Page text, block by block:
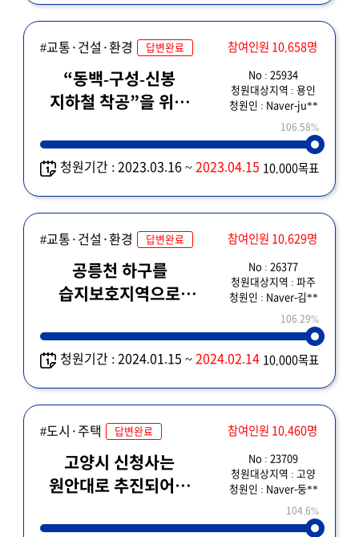
#교통·건설·환경 답변완료 참여인원 10,658명
“동백-구성-신봉
지하철 착공”을 위한
구축계획 수립
No : 25934
청원대상지역 : 용인
청원인 : Naver-ju**
106.58%
청원기간 : 2023.03.16 ~2023.04.15 10,000목표
#교통·건설·환경 답변완료 참여인원 10,629명
공릉천 하구를
습지보호지역으로
No : 26377
청원대상지역 : 파주
청원인 : Naver-김**
106.29%
청원기간 : 2024.01.15 ~2024.02.14 10,000목표
#도시·주택 답변완료 참여인원 10,460명
고양시 신청사는
원안대로 추진되어야
No : 23709
청원대상지역 : 고양
청원인 : Naver-둥**
104.6%